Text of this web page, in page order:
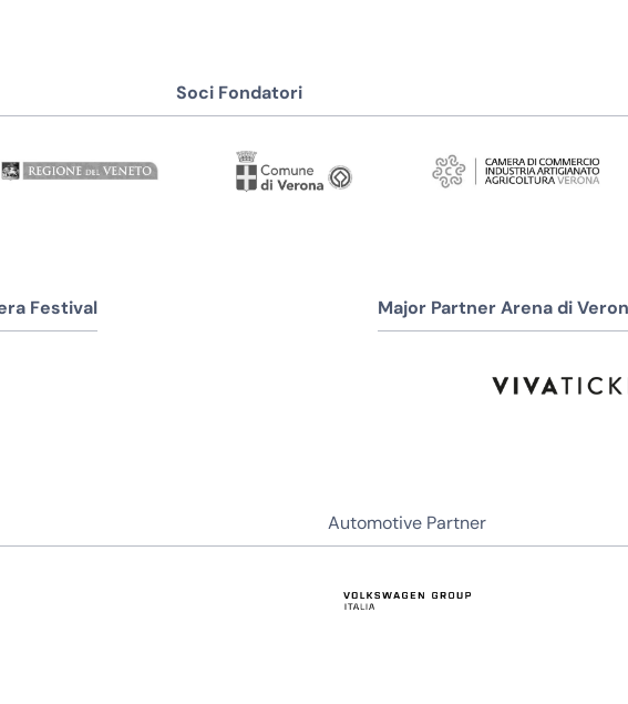
Soci Fondatori
Festival Major Partner Arena di
Automotive Partner